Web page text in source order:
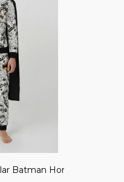
Batman Hombre